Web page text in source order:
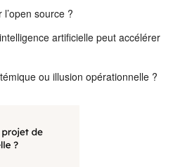
l’open source ?
artificielle peut accélérer
ou illusion opérationnelle ?